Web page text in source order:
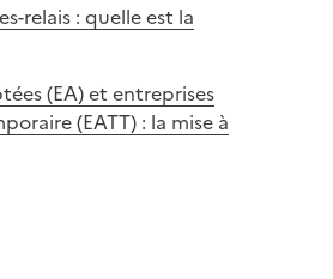
relais : quelle est la
(EA) et entreprises
(EATT) : la mise à